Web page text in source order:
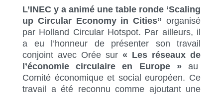
L’INEC y a animé une table ronde ‘Scaling
up Circular Economy in Cities” organisé
par Holland Circular Hotspot. Par ailleurs, il
a eu l’honneur de présenter son travail
conjoint avec Orée sur « Les réseaux de
l’économie circulaire en Europe » au
Comité économique et social européen. Ce
travail a été reconnu comme ajoutant une